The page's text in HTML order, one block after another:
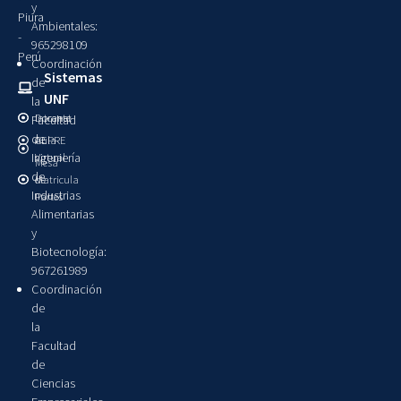
Piura
-
Perú
Sistemas
UNF
Intranet
Aula
Virtual
Matricula
Docente
CEPRE
Mesa
de
Partes
y
Ambientales:
965298109
Coordinación
de
la
Facultad
de
Ingeniería
de
Industrias
Alimentarias
y
Biotecnología:
967261989
Coordinación
de
la
Facultad
de
Ciencias